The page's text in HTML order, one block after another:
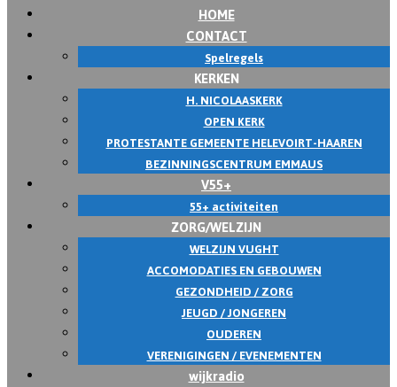
HOME
CONTACT
Spelregels
KERKEN
H. NICOLAASKERK
OPEN KERK
PROTESTANTE GEMEENTE HELEVOIRT-HAAREN
BEZINNINGSCENTRUM EMMAUS
V55+
55+ activiteiten
ZORG/WELZIJN
WELZIJN VUGHT
ACCOMODATIES EN GEBOUWEN
GEZONDHEID / ZORG
JEUGD / JONGEREN
OUDEREN
VERENIGINGEN / EVENEMENTEN
wijkradio